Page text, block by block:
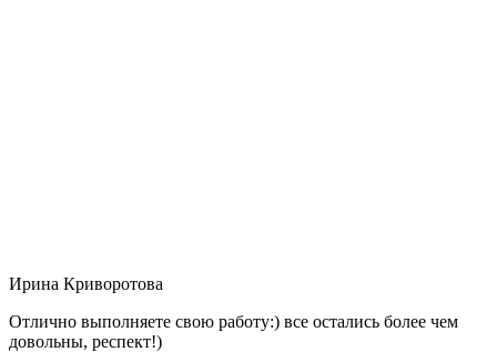
Ирина Криворотова
Отлично выполняете свою работу:) все остались более чем
довольны, респект!)